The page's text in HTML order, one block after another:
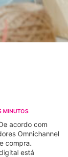
MINUTOS
acordo com
Omnichannel
compra.
está